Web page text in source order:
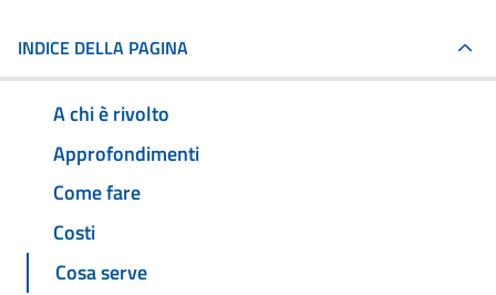
INDICE DELLA PAGINA
A chi è rivolto
Approfondimenti
Come fare
Costi
Cosa serve